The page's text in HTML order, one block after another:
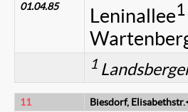
01.04.85
Leninallee1
1
11
Biesdorf,